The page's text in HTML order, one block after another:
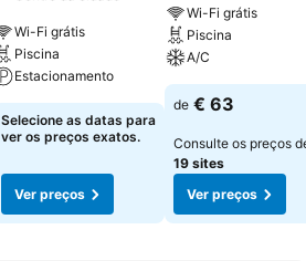
Wi-Fi grátis
Piscina
Estacionamento
Selecione as datas para
ver os preços exatos.
Ver preços
Wi-Fi grátis
Piscina
A/C
de € 63
Consulte os preços
19 sites
Ver preços